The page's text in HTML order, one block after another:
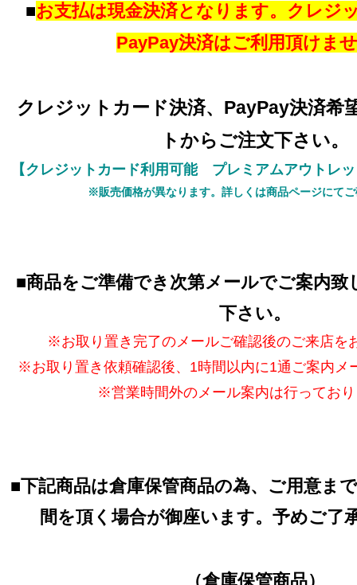
■お支払は現金決済となります。クレジ
PayPay決済はご利用頂けま
クレジットカード決済、PayPay決済希
トからご注文下さい。
【クレジットカード利用可能 プレミアムアウトレ
※販売価格が異なります。詳しくは商品ページにて
■商品をご準備でき次第メールでご案内致
下さい。
※お取り置き完了のメールご確認後のご来店を
※お取り置き依頼確認後、1時間以内に1通ご案内メ
※営業時間外のメール案内は行ってお
■下記商品は倉庫保管商品の為、ご用意ま
間を頂く場合が御座います。予めご了
（倉庫保管商品）